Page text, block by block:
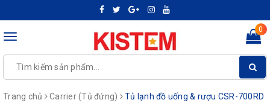
Toggle
0
Trang chủ Carrier (Tủ đứng) Tủ lạnh đồ uống & rượu CSR-700RD